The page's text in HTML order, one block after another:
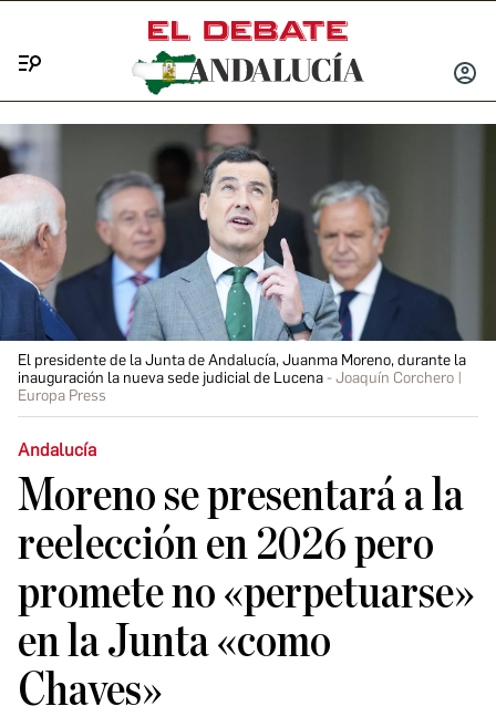
INICIAR
El presidente de la Junta de Andalucía, Juanma Moreno, durante la
inauguración la nueva sede judicial de Lucena
Joaquín Corchero |
Europa Press
Andalucía
Moreno se presentará a la
reelección en 2026 pero
promete no «perpetuarse»
en la Junta «como
Chaves»